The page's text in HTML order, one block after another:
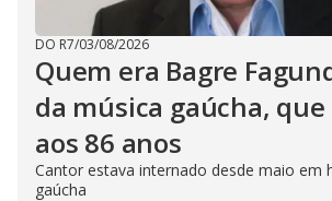
DO R7/03/08/2026
Quem era Bagre
da música gaúcha,
aos 86 anos
Cantor estava internado desde maio em
gaúcha